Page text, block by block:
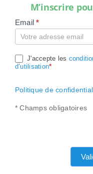
M’inscrire
Compte
Email*
J'accepte les
d’utilisation*
Politique de
* Champs obligatoires